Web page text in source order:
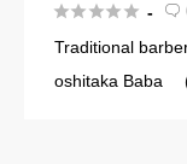
 - 
Traditional
oshitaka Baba (